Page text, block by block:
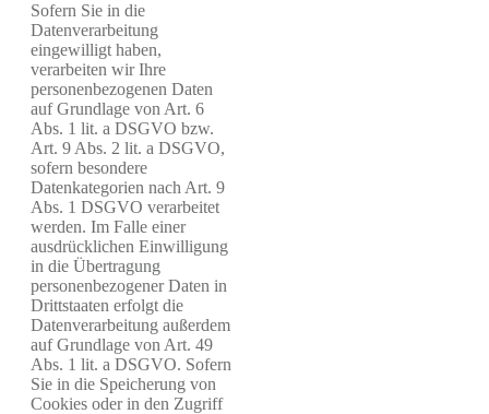
Sofern Sie in die
Datenverarbeitung
eingewilligt haben,
verarbeiten wir Ihre
personenbezogenen Daten
auf Grundlage von Art. 6
Abs. 1 lit. a DSGVO bzw.
Art. 9 Abs. 2 lit. a DSGVO,
sofern besondere
Datenkategorien nach Art. 9
Abs. 1 DSGVO verarbeitet
werden. Im Falle einer
ausdrücklichen Einwilligung
in die Übertragung
personenbezogener Daten in
Drittstaaten erfolgt die
Datenverarbeitung außerdem
auf Grundlage von Art. 49
Abs. 1 lit. a DSGVO. Sofern
Sie in die Speicherung von
Cookies oder in den Zugriff